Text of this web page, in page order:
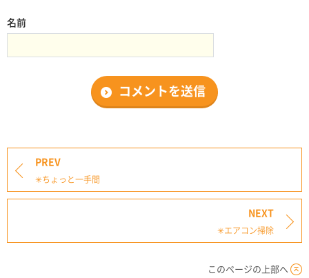
名前
PREV
✳︎ちょっと一手間
NEXT
✳︎エアコン掃除
このページの上部へ